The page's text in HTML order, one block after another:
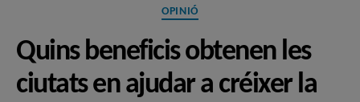
Categories
OPINIÓ
Quins beneficis obtenen les
ciutats en ajudar a créixer la